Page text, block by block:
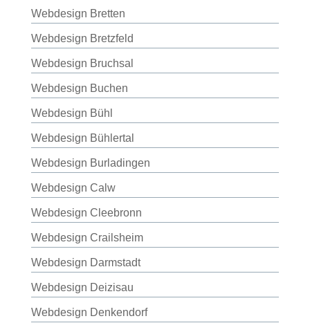
Webdesign Bretten
Webdesign Bretzfeld
Webdesign Bruchsal
Webdesign Buchen
Webdesign Bühl
Webdesign Bühlertal
Webdesign Burladingen
Webdesign Calw
Webdesign Cleebronn
Webdesign Crailsheim
Webdesign Darmstadt
Webdesign Deizisau
Webdesign Denkendorf